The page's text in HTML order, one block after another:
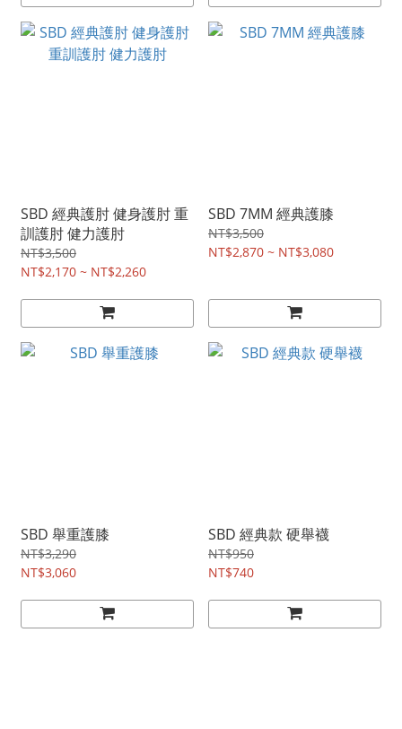
SBD 經典護肘 健身護肘 重
訓護肘 健力護肘
NT$3,500
NT$2,170 ~ NT$2,260
SBD 7MM 經典護膝
NT$3,500
NT$2,870 ~ NT$3,080
SBD 舉重護膝
NT$3,290
NT$3,060
SBD 經典款 硬舉襪
NT$950
NT$740